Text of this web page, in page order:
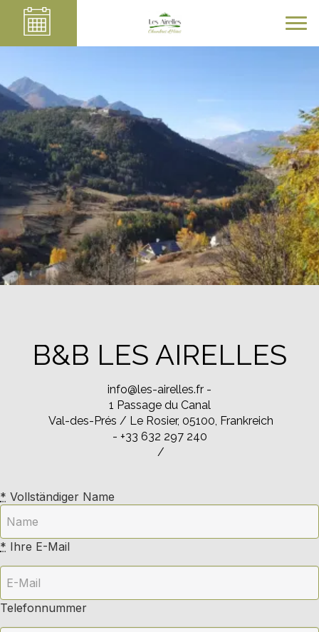
B&B LES AIRELLES
info@les-airelles.fr -
1 Passage du Canal
Val-des-Prés / Le Rosier, 05100, Frankreich
- +33 632 297 240
/
* Vollständiger Name
* Ihre E-Mail
Telefonnummer